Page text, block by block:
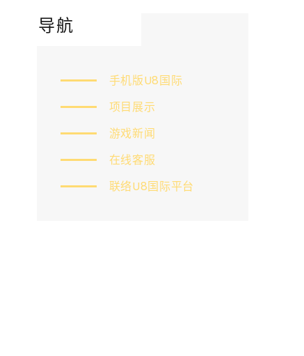
导航
手机版U8国际
项目展示
游戏新闻
在线客服
联络U8国际平台